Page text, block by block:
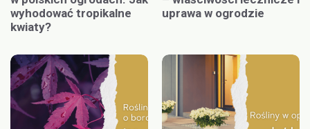
wyhodować tropikalne
kwiaty?
uprawa w ogrodzie